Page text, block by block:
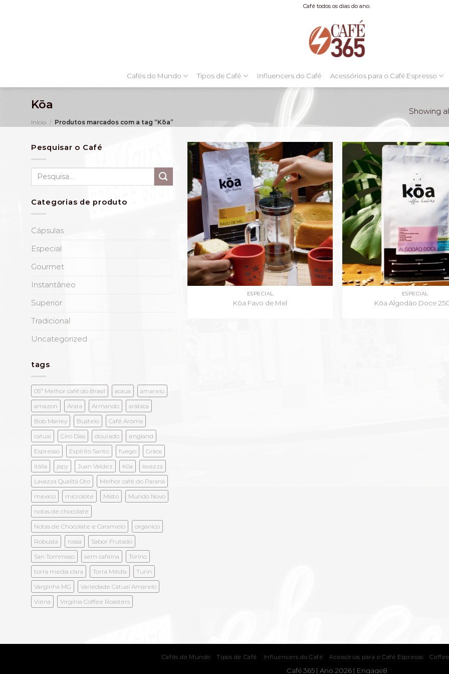
Café todos os dias do ano.
Cafés do Mundo Tipos de Café Influencers do Café Acessórios para o Café Espresso
Kōa
Início / Produtos marcados com a tag “Kōa”
Showing
Pesquisar o Café
Pesquisar
Categorias de produto
Cápsulas
Especial
Gourmet
Instantâneo
Superior
Tradicional
Uncategorized
tags
05º Melhor café do Brasil acaua
amarelo
amazon
Arara Armando
arábica
Bob Marley
Bustelo
Café Aroma
catuai
Ciro Dias dourado
england
Espresso
Espírito Santo fuego
Grãos
itália
japy Juan Valdez Kōa
lavazza
Lavazza Qualità Oro
Melhor café do Paraná
mexico
microlote Misto
Mundo Novo
notas de chocolate
Notas de Chocolate e Caramelo
organico
Robusta
rossa
Sabor Frutado
San Tommaso
sem cafeína
Torino
torra media clara
Torra Média
Turin
Varginha MG
Variedade Catuaí Amarelo
Viena
Virginia Coffee Roasters
ESPECIAL
Kōa Favo de Mel
ESPECIAL
Kōa Algodão Doce
Cafés do Mundo Tipos de Café Influencers do Café Acessórios para o Café Espresso
Café 365 | Ano 2026 | Engage8